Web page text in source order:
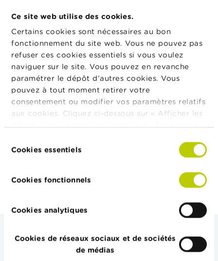
Ce site web utilise des cookies.
Certains cookies sont nécessaires au bon
fonctionnement du site web. Vous ne pouvez pas
refuser ces cookies essentiels si vous voulez
naviguer sur le site. Vous pouvez en revanche
paramétrer le dépôt d’autres cookies. Vous
pouvez à tout moment retirer votre
consentement ou modifier vos paramètres relatifs
aux cookies. Cliquez ci-dessous sur « Afficher les
consultable dans son intégralité
duCookies essentiels
Cookies fonctionnels
Cookies analytiques
Cookies de réseaux sociaux et de sociétés
de médias
Accueil
Coopération
Coopération nationale